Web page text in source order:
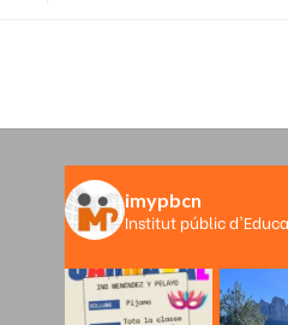
imypbcn
Institut públic